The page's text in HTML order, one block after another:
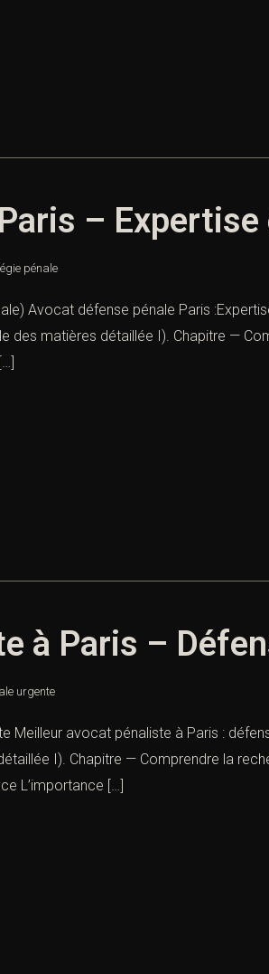
–
pénale
Avocat défense pénale Paris
des matières détaillée I). Chapitre —
à Paris –
urgente
Meilleur avocat pénaliste à Paris :
I). Chapitre — Comprendre la
L’importance […]